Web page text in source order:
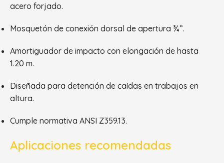
acero forjado.
Mosquetón de conexión dorsal de apertura ¾”.
Amortiguador de impacto con elongación de hasta
1.20 m.
Diseñada para detención de caídas en trabajos en
altura.
Cumple normativa ANSI Z359.13.
Aplicaciones recomendadas